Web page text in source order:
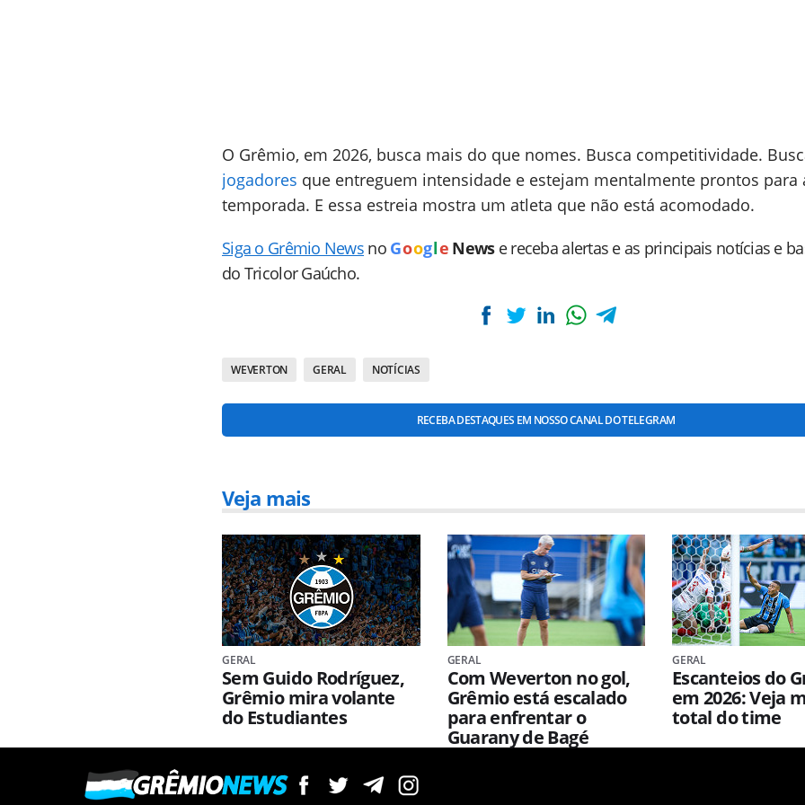
O Grêmio, em 2026, busca mais do que nomes. Busca competitividade.
jogadores que entreguem intensidade e estejam mentalmente prontos para
temporada. E essa estreia mostra um atleta que não está acomodado.
Siga o Grêmio News no Goog le News e receba alertas e as principais notícias e
do Tricolor Gaúcho.
WEVERTON GERAL NOTÍCIAS
RECEBA DESTAQUES EM NOSSO CANAL DO TELEGRAM
Veja mais
GERAL
Sem Guido Rodríguez,
Grêmio mira volante
do Estudiantes
GERAL
Com Weverton no gol,
Grêmio está escalado
para enfrentar o
Guarany de Bagé
GERAL
Escanteios do
em 2026: Veja
total do time